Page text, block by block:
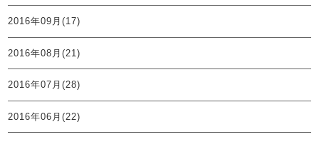
2016年09月(17)
2016年08月(21)
2016年07月(28)
2016年06月(22)